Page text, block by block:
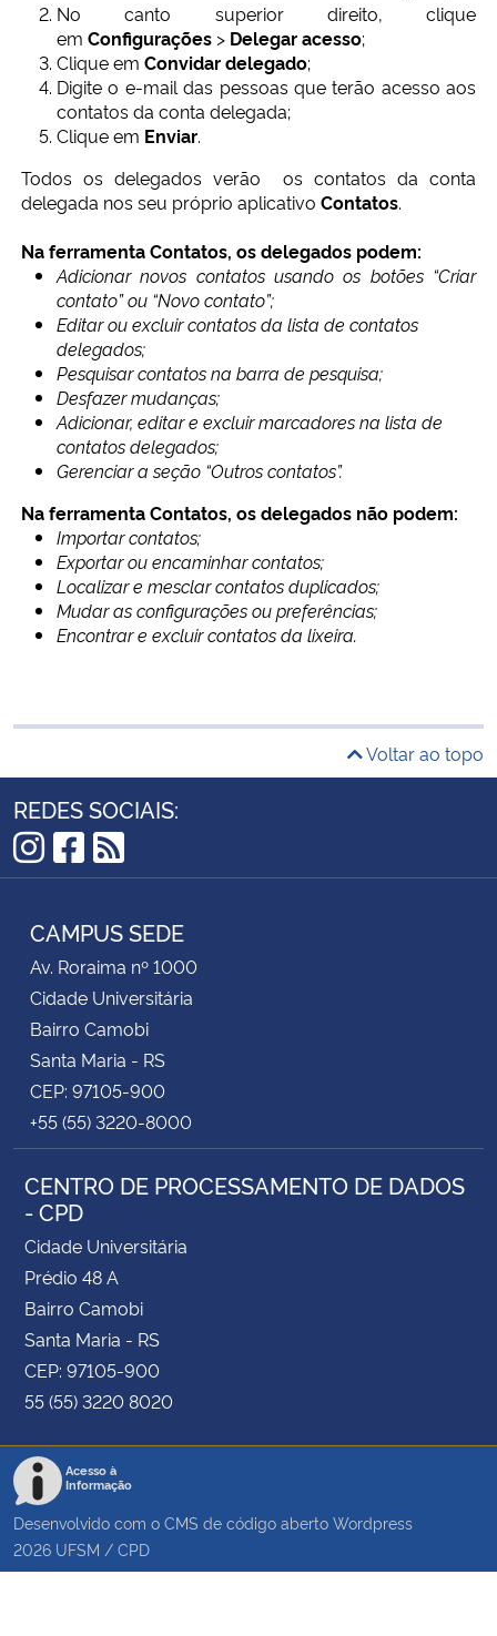
No canto superior direito, clique
em Configurações > Delegar acesso;
Clique em Convidar delegado;
Digite o e-mail das pessoas que terão acesso aos
contatos da conta delegada;
Clique em Enviar.
Todos os delegados verão os contatos da conta
delegada nos seu próprio aplicativo Contatos.
Na ferramenta Contatos, os delegados podem:
Adicionar novos contatos usando os botões “Criar
contato” ou “Novo contato”;
Editar ou excluir contatos da lista de contatos
delegados;
Pesquisar contatos na barra de pesquisa;
Desfazer mudanças;
Adicionar, editar e excluir marcadores na lista de
contatos delegados;
Gerenciar a seção “Outros contatos”.
Na ferramenta Contatos, os delegados não podem:
Importar contatos;
Exportar ou encaminhar contatos;
L ocalizar e mesclar contatos duplicados;
Mudar as configurações ou preferências;
Encontrar e excluir contatos da lixeira.
Voltar ao topo
REDES SOCIAIS:
Instagram
Facebook
RSS
CAMPUS SEDE
Av. Roraima nº 1000
Cidade Universitária
Bairro Camobi
Santa Maria - RS
CEP: 97105-900
+55 (55) 3220-8000
CENTRO DE PROCESSAMENTO DE DADOS
- CPD
Cidade Universitária
Prédio 48 A
Bairro Camobi
Santa Maria - RS
CEP: 97105-900
55 (55) 3220 8020
Acesso à
Informação
Desenvolvido com o CMS de código aberto Wordpress
2026 UFSM / CPD